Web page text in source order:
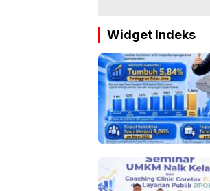
Widget Indeks